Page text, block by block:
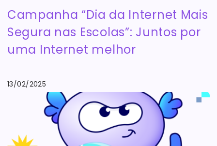
Campanha “Dia da Internet Mais
Segura nas Escolas”: Juntos por
uma Internet melhor
13/02/2025